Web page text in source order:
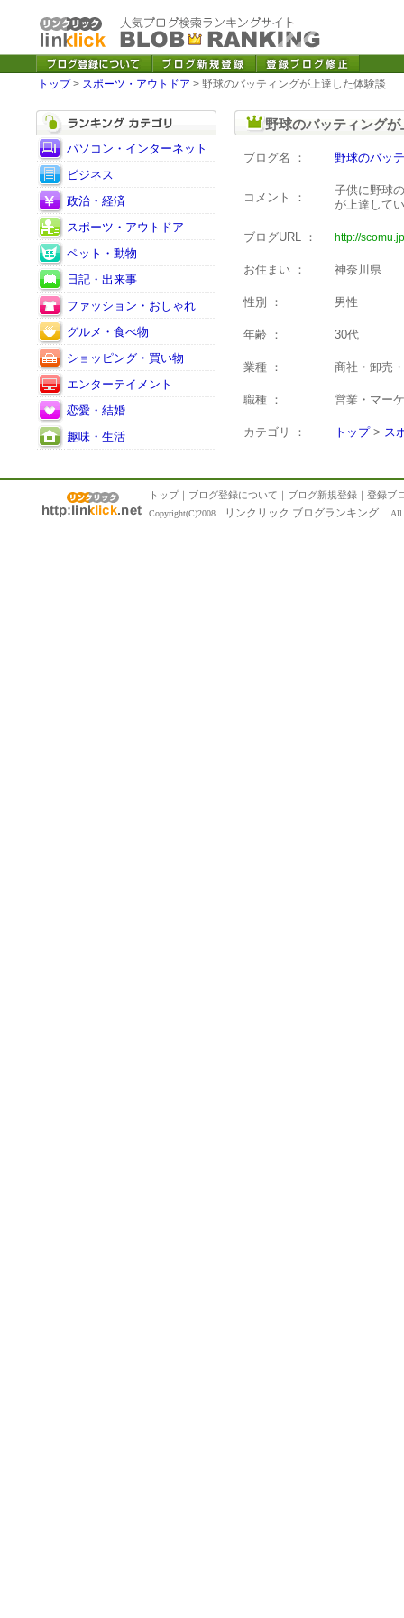
トップ> スポーツ・アウトドア > 野球のバッティングが上達した体験談
パソコン・インターネット
ビジネス
政治・経済
スポーツ・アウトドア
ペット・動物
日記・出来事
ファッション・おしゃれ
グルメ・食べ物
ショッピング・買い物
エンターテイメント
恋愛・結婚
趣味・生活
野球のバッティング
ブログ名 ： 野球のバッ
コメント ：
子供に野球
が上達して
ブログURL ： http://
お住まい ： 神奈川県
性別 ： 男性
年齢 ： 30代
業種 ： 商社・卸売
職種 ： 営業・マー
カテゴリ ： トップ> ス
トップ｜ ブログ登録について ｜ ブログ新規登録 ｜ 登録ブ
Copyright(C)2008 リンクリック ブログランキング All